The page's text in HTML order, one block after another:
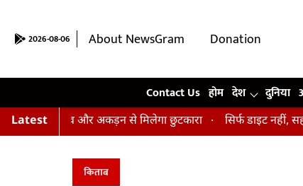
2026-08-06 About NewsGram
Donation
Contact Us होम देश दुनिया
Latest
और अकड़न से मिलेगा छुटकारा सिर्फ डाइट नहीं, सही आदतें
किताब